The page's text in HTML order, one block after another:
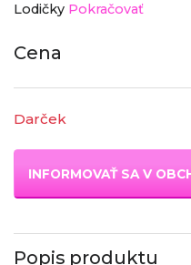
Lodičky Pokračovať
Cena
Darček
INFORMOVAŤ SA V
Popis produktu